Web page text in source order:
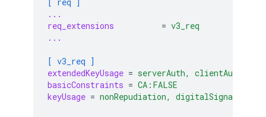
...
req_extensions
= v3_req
...
[ v3_req ]
extendedKeyUsage = serverAuth, clientAuth,
basicConstraints = CA:FALSE
keyUsage = nonRepudiation, digitalSignature,